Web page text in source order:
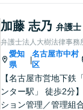
をします。独自の専
トワークを活かし、
な手続きに努めます
オ面談可】
加藤 志乃 弁護士
弁護士法人大樹法律事務
愛知
県
|
名古屋市中村
区
【名古屋市営地下鉄
ンター駅」 徒歩2分
ション管理／管理組